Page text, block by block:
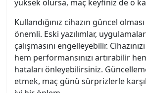
yüksek olursa, maç keyfiniz de o
Kullandığınız cihazın güncel
önemli. Eski yazılımlar,
çalışmasını engelleyebilir.
hem performansınızı artırabilir
hataları önleyebilirsiniz.
etmek, maç günü sürprizlerle